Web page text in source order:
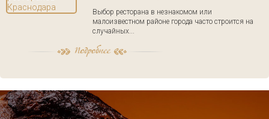
Выбор ресторана в незнакомом или
малоизвестном районе города часто строится на
случайных...